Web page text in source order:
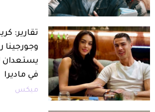
تقارير:
وجورجينا
يستعدان
في ماديرا
ميكس